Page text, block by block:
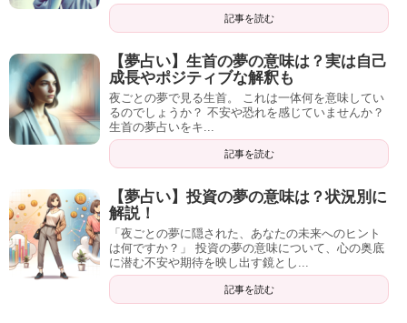
記事を読む
【夢占い】生首の夢の意味は？実は自己
成長やポジティブな解釈も
夜ごとの夢で見る生首。 これは一体何を意味してい
るのでしょうか？ 不安や恐れを感じていませんか？
生首の夢占いをキ...
記事を読む
【夢占い】投資の夢の意味は？状況別に
解説！
「夜ごとの夢に隠された、あなたの未来へのヒント
は何ですか？」 投資の夢の意味について、心の奥底
に潜む不安や期待を映し出す鏡とし...
記事を読む